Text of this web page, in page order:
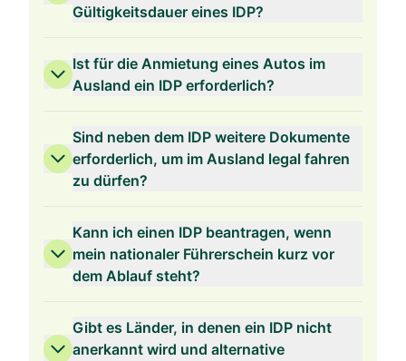
Gültigkeitsdauer eines IDP?
Ist für die Anmietung eines Autos im
Ausland ein IDP erforderlich?
Sind neben dem IDP weitere Dokumente
erforderlich, um im Ausland legal fahren
zu dürfen?
Kann ich einen IDP beantragen, wenn
mein nationaler Führerschein kurz vor
dem Ablauf steht?
Gibt es Länder, in denen ein IDP nicht
anerkannt wird und alternative